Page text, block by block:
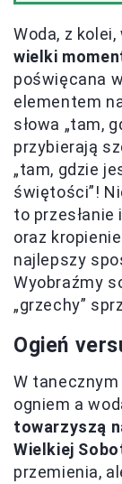
Woda, z
wielki
poświęcana
elementem
słowa „tam,
przybierają
„tam, gdzie
świętości”!
to przesłanie
oraz
najlepszy
Wyobraźmy
„grzechy”
Ogień
W
ogniem a
towarzyszą
Wielkiej
przemienia,